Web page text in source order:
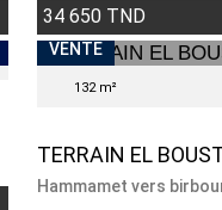
34 650 TND
VENTE
132 m²
TERRAIN EL
Hammamet vers